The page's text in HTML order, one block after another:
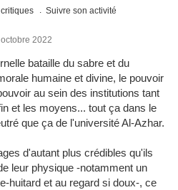
Suivre son activité
2022
bataille du sabre et du
humaine et divine, le pouvoir
au sein des institutions tant
et les moyens... tout ça dans le
que ça de l'université Al-Azhar.
d'autant plus crédibles qu'ils
leur physique -notamment un
huitard et au regard si doux-, ce